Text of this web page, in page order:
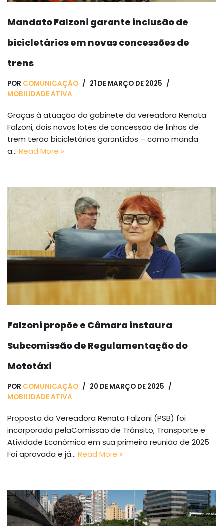
Mandato Falzoni garante inclusão de
bicicletários em novas concessões de
trens
POR COMUNICAÇÃO
21 DE MARÇO DE 2025
MOBILIDADE ATIVA
Graças à atuação do gabinete da vereadora Renata
Falzoni, dois novos lotes de concessão de linhas de
trem terão bicicletários garantidos – como manda
a… Read More »
Falzoni propõe e Câmara instaura
Subcomissão de Regulamentação do
Mototáxi
POR COMUNICAÇÃO
20 DE MARÇO DE 2025
MOBILIDADE ATIVA
Proposta da Vereadora Renata Falzoni (PSB) foi
incorporada pelaComissão de Trânsito, Transporte e
Atividade Econômica em sua primeira reunião de 2025
Foi aprovada e já… Read More »